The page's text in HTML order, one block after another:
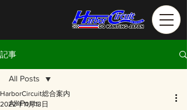
記事
All Posts
All Posts
HarborCircuit総合案内
2022年11月13日